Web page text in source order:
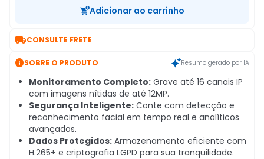
Adicionar ao carrinho
CONSULTE FRETE
SOBRE O PRODUTO Resumo gerado por IA
Monitoramento Completo: Grave até 16 canais IP
com imagens nítidas de até 12MP.
Segurança Inteligente: Conte com detecção e
reconhecimento facial em tempo real e analíticos
avançados.
Dados Protegidos: Armazenamento eficiente com
H.265+ e criptografia LGPD para sua tranquilidade.